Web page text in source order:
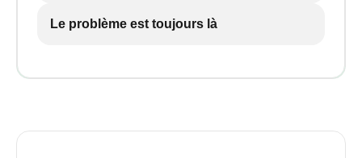
Le problème est toujours là